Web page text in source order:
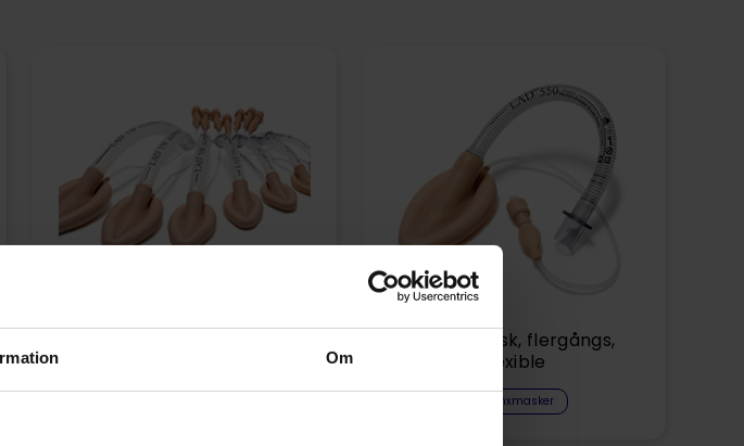
Om
Larynxmask, flergångs,
flexible
Larynxmasker